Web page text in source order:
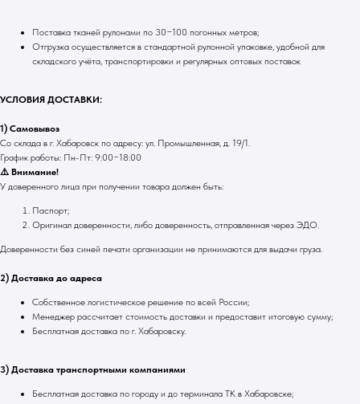
Поставка тканей рулонами по 30−100 погонных метров;
Отгрузка осуществляется в стандартной рулонной упаковке, удобной для
складского учёта, транспортировки и регулярных оптовых поставок
УСЛОВИЯ ДОСТАВКИ:
1) Самовывоз
Со склада в г. Хабаровск по адресу: ул. Промышленная, д. 19/1.
График работы: Пн-Пт: 9:00−18:00
⚠️ Внимание!
У доверенного лица при получении товара должен быть:
Паспорт;
Оригинал доверенности, либо доверенность, отправленная через ЭДО.
Доверенности без синей печати организации не принимаются для выдачи груза.
2) Доставка до адреса
Собственное логистическое решение по всей России;
Менеджер рассчитает стоимость доставки и предоставит итоговую сумму;
Бесплатная доставка по г. Хабаровску.
3) Доставка транспортными компаниями
Бесплатная доставка по городу и до терминала ТК в Хабаровске;